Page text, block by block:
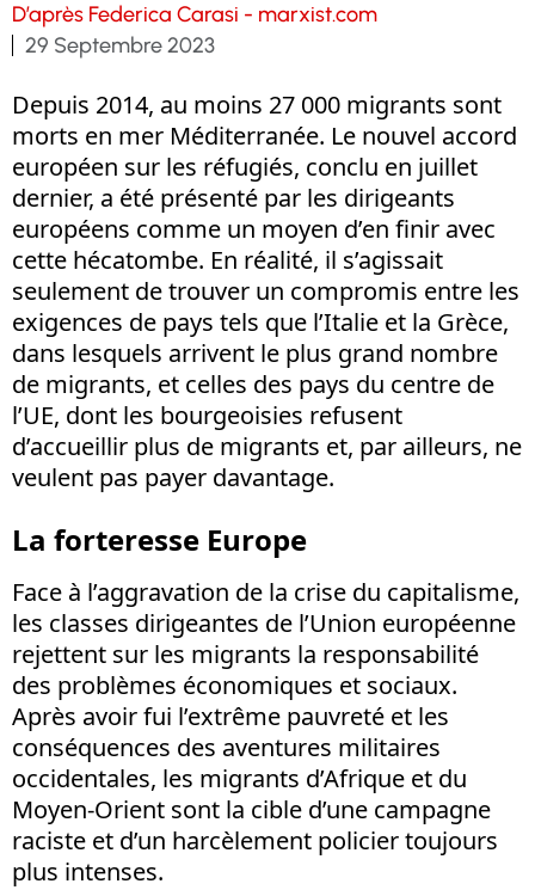
D’après Federica Carasi - marxist.com
29 Septembre 2023
Depuis 2014, au moins 27 000 migrants sont
morts en mer Méditerranée. Le nouvel accord
européen sur les réfugiés, conclu en juillet
dernier, a été présenté par les dirigeants
européens comme un moyen d’en finir avec
cette hécatombe. En réalité, il s’agissait
seulement de trouver un compromis entre les
exigences de pays tels que l’Italie et la Grèce,
dans lesquels arrivent le plus grand nombre
de migrants, et celles des pays du centre de
l’UE, dont les bourgeoisies refusent
d’accueillir plus de migrants et, par ailleurs, ne
veulent pas payer davantage.
La forteresse Europe
Face à l’aggravation de la crise du capitalisme,
les classes dirigeantes de l’Union européenne
rejettent sur les migrants la responsabilité
des problèmes économiques et sociaux.
Après avoir fui l’extrême pauvreté et les
conséquences des aventures militaires
occidentales, les migrants d’Afrique et du
Moyen-Orient sont la cible d’une campagne
raciste et d’un harcèlement policier toujours
plus intenses.